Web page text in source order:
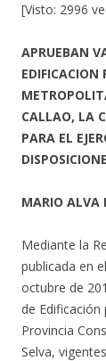
[Visto: 2996
APRUEBAN
EDIFICACION
CALLAO, LA
PARA EL
MARIO ALVA
Mediante la
publicada en
octubre de
de
Provincia
Selva,